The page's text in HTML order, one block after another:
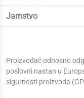
Jamstvo
Proizvođač odnosno
poslovni nastan u
sigurnosti proizvoda